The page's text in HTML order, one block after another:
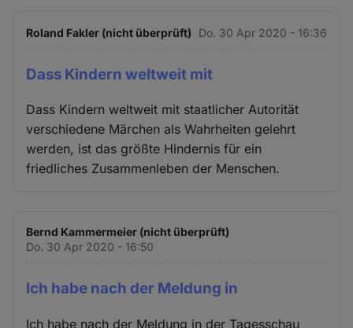
Roland Fakler (nicht überprüft) Do. 30 Apr 2020 - 16:36
Dass Kindern weltweit mit
Dass Kindern weltweit mit staatlicher Autorität
verschiedene Märchen als Wahrheiten gelehrt
werden, ist das größte Hindernis für ein
friedliches Zusammenleben der Menschen.
Bernd Kammermeier (nicht überprüft)
Do. 30 Apr 2020 - 16:50
Ich habe nach der Meldung in
Ich habe nach der Meldung in der Tagesschau